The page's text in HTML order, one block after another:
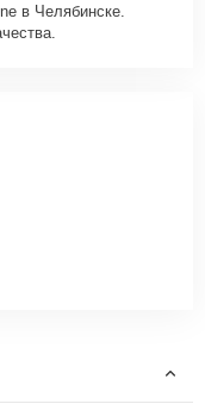
в Челябинске.